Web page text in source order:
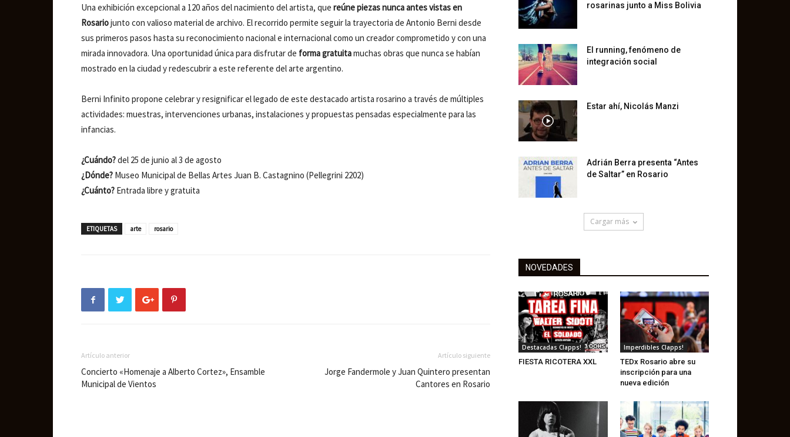
Una exhibición excepcional a 120 años del nacimiento del artista, que reúne piezas nunca antes vistas en
Rosariojunto con valioso material de archivo. El recorrido permite seguir la trayectoria de Antonio Berni desde
sus primeros pasos hasta su reconocimiento nacional e internacional como un creador comprometido y con una
mirada innovadora. Una oportunidad única para disfrutar de forma gratuitamuchas obras que nunca se habían
mostrado en la ciudad y redescubrir a este referente del arte argentino.
Berni Infinito propone celebrar y resignificar el legado de este destacado artista rosarino a través de múltiples
actividades: muestras, intervenciones urbanas, instalaciones y propuestas pensadas especialmente para las
infancias.
¿Cuándo?del 25 de junio al 3 de agosto
¿Dónde? Museo Municipal de Bellas Artes Juan B. Castagnino (Pellegrini 2202)
¿Cuánto? Entrada libre y gratuita
ETIQUETAS arte rosario
Artículo anterior
Concierto «Homenaje a Alberto Cortez», Ensamble
Municipal de Vientos
Artículo siguiente
Jorge Fandermole y Juan Quintero presentan
Cantores en Rosario
rosarinas junto a Miss Bolivia
El running, fenómeno de
integración social
Estar ahí, Nicolás Manzi
Adrián Berra presenta “Antes
de Saltar” en Rosario
Cargar más
NOVEDADES
Destacadas Clapps!
FIESTA RICOTERA XXL
Imperdibles Clapps!
TEDx Rosario abre su
inscripción para una
nueva edición